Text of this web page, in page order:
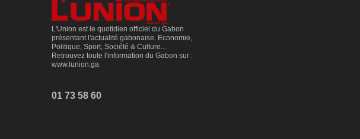
L'Union est le quotidien officiel du Gabon
présentant l'actualité gabonaise. Economie,
Politique, Sport, Société & Culture...
Retrouvez toute l'information du Gabon sur :
www.lunion.ga
01 73 58 60